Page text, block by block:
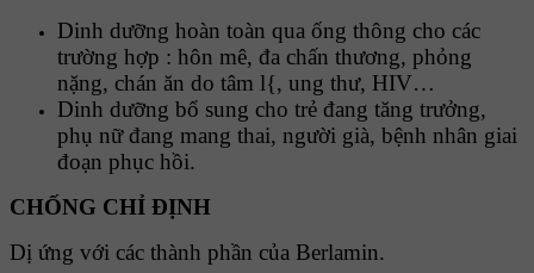
Dinh dưỡng hoàn toàn qua ống thông cho các
trường hợp : hôn mê, đa chấn thương, phỏng
nặng, chán ăn do tâm l{, ung thư, HIV…
Dinh dưỡng bổ sung cho trẻ đang tăng trưởng,
phụ nữ đang mang thai, người già, bệnh nhân giai
đoạn phục hồi.
CHỐNG CHỈ ĐỊNH
Dị ứng với các thành phần của Berlamin.